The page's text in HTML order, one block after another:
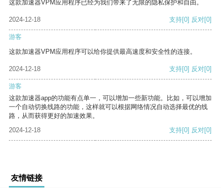
这款加速器VPM应用程序已经为我们带来了无限的隐私保护和自由。
2024-12-18 支持[0] 反对[0]
游客
这款加速器VPM应用程序可以给你提供最高速度和安全性的连接。
2024-12-18 支持[0] 反对[0]
游客
这款加速器app的功能有点单一，可以增加一些新功能。比如，可以增加
一个自动切换线路的功能，这样就可以根据网络情况自动选择最优的线
路，从而获得更好的加速效果。
2024-12-18
支持[0] 反对[0]
友情链接